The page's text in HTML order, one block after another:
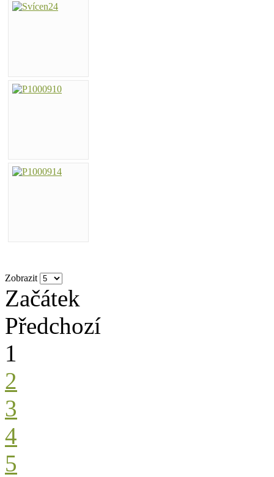
Zobrazit
Začátek
Předchozí
1
2
3
4
5